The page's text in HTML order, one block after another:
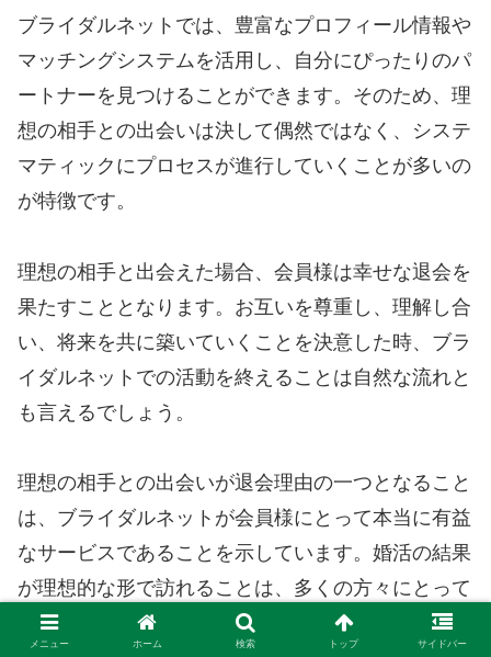
ブライダルネットでは、豊富なプロフィール情報や
マッチングシステムを活用し、自分にぴったりのパ
ートナーを見つけることができます。そのため、理
想の相手との出会いは決して偶然ではなく、システ
マティックにプロセスが進行していくことが多いの
が特徴です。
理想の相手と出会えた場合、会員様は幸せな退会を
果たすこととなります。お互いを尊重し、理解し合
い、将来を共に築いていくことを決意した時、ブラ
イダルネットでの活動を終えることは自然な流れと
も言えるでしょう。
理想の相手との出会いが退会理由の一つとなること
は、ブライダルネットが会員様にとって本当に有益
なサービスであることを示しています。婚活の結果
が理想的な形で訪れることは、多くの方々にとって
の夢であり、その夢をかなえる手助けをするのがブ
メニュー ホーム 検索 トップ サイドバー